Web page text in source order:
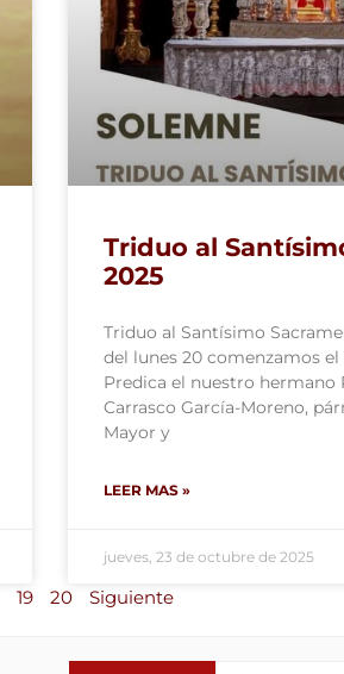
Triduo al
2025
Triduo al Santísimo
del lunes 20 comenzamos
Predica el nuestro hermano
Carrasco García-Moreno,
Mayor y
LEER MAS »
jueves, 23 de octubre de 2025
19 20 Siguiente